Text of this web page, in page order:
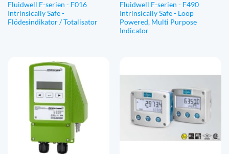
Fluidwell F-serien - F016
Intrinsically Safe -
Flödesindikator / Totalisator
Fluidwell F-serien - F490
Intrinsically Safe - Loop
Powered, Multi Purpose
Indicator